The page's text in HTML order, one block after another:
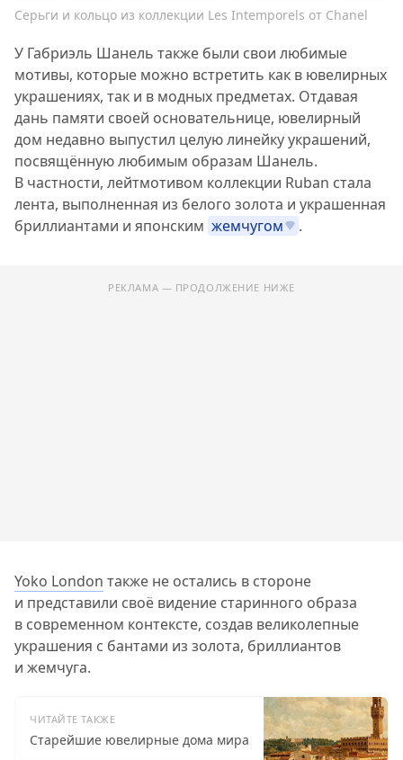
Серьги и кольцо из коллекции Les Intemporels от Chanel
У Габриэль Шанель также были свои любимые
мотивы, которые можно встретить как в ювелирных
украшениях, так и в модных предметах. Отдавая
дань памяти своей основательнице, ювелирный
дом недавно выпустил целую линейку украшений,
посвящённую любимым образам Шанель.
В частности, лейтмотивом коллекции Ruban стала
лента, выполненная из белого золота и украшенная
бриллиантами и японским жемчугом .
РЕКЛАМА — ПРОДОЛЖЕНИЕ НИЖЕ
Yoko London также не остались в стороне
и представили своё видение старинного образа
в современном контексте, создав великолепные
украшения с бантами из золота, бриллиантов
и жемчуга.
ЧИТАЙТЕ ТАКЖЕ
Старейшие ювелирные дома мира